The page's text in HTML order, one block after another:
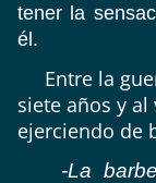
tener la
él.
Entre la
siete años y
ejerciendo de
-La